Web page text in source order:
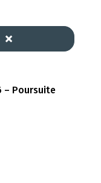
– Poursuite